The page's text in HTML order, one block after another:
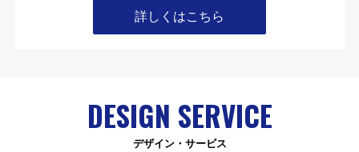
詳しくはこちら
DESIGN SERVICE
デザイン・サービス